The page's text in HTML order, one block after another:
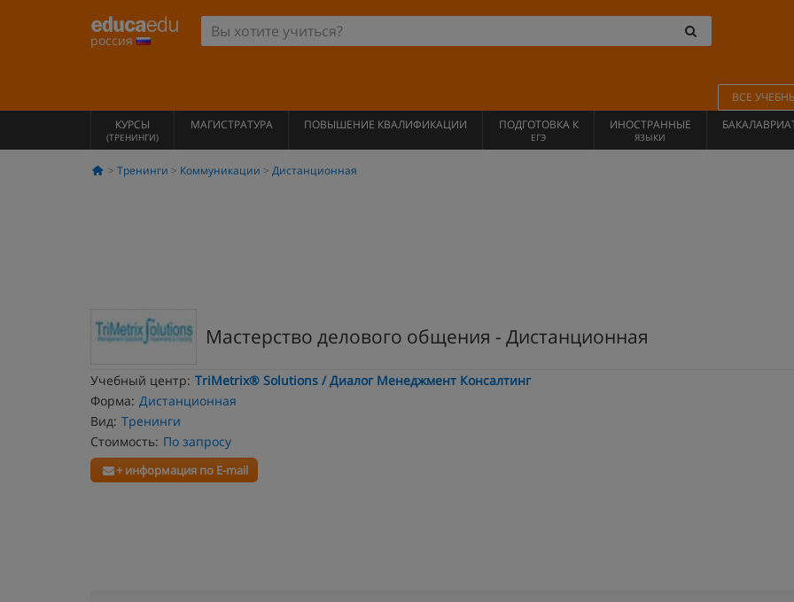
россия
ВСЕ
КУРСЫ
(ТРЕНИНГИ)
МАГИСТРАТУРА ПОВЫШЕНИЕ КВАЛИФИКАЦИИ ПОДГОТОВКА К
ЕГЭ
ИНОСТРАННЫЕ
ЯЗЫКИ
Тренинги Коммуникации Дистанционная
Мастерство делового общения - Дистанционная
Учебный центр: TriMetrix® Solutions / Диалог Менеджмент Консалтинг
Форма: Дистанционная
Вид: Тренинги
Стоимость: По запросу
+ информация по E-mail